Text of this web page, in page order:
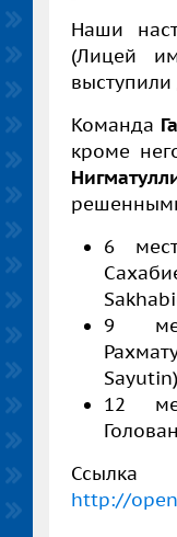
Наши
(Лицей
Команда
кроме
6
9
Sayutin)
12
Ссылка
http://